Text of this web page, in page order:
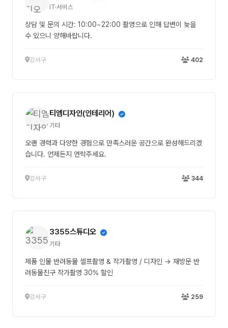
IT·서비스
상담 및 문의 시간: 10:00~22:00 촬영으로 인해 답변이 늦을
수 있으니 양해바랍니다.
강서구 402
티엠디자인(인테리어)
기타
오랜 경력과 다양한 경험으로 만족스러운 공간으로 완성해드리겠
습니다. 언제든지 연락주세요.
강서구 344
3355스튜디오
기타
제품 인물 반려동물 셀프촬영 & 작가촬영 / 디자인 → 재방문 반
려동물친구 작가촬영 30% 할인
강서구 259